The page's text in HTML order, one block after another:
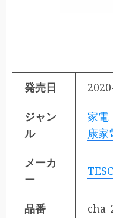
発売日
ジャン
ル
家電
康家
メーカ
ー
品番